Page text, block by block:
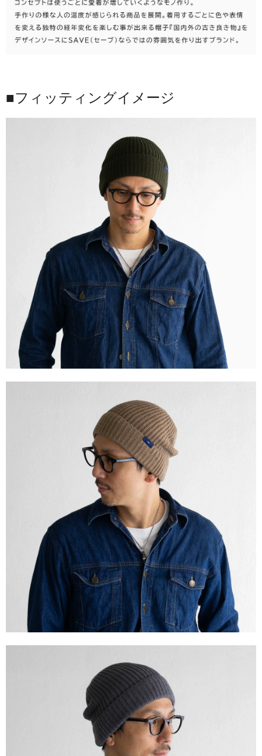
■フィッティングイメージ